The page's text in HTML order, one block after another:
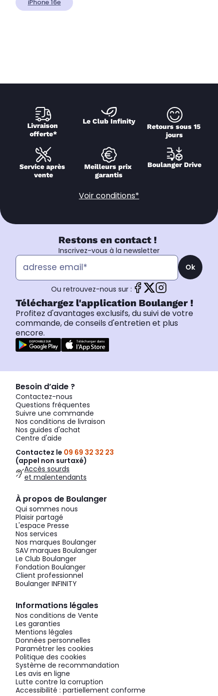
iPhone 16e
Livraison
offerte*
Le Club Infinity
Retours sous 15
jours
Service après
vente
Meilleurs prix
garantis
Boulanger Drive
Voir conditions*
Restons en contact !
Inscrivez-vous à la newsletter
Ok
Ou retrouvez-nous sur :
Téléchargez l'application Boulanger !
Profitez d'avantages exclusifs, du suivi de votre
commande, de conseils d'entretien et plus
encore.
Besoin d’aide ?
Contactez-nous
Questions fréquentes
Suivre une commande
Nos conditions de livraison
Nos guides d'achat
Centre d'aide
Contactez le 09 69 32 32 23
(appel non surtaxé)
Accès sourds
et malentendants
À propos de Boulanger
Qui sommes nous
Plaisir partagé
L'espace Presse
Nos services
Nos marques Boulanger
SAV marques Boulanger
Le Club Boulanger
Fondation Boulanger
Client professionnel
Boulanger INFINITY
Informations légales
Nos conditions de Vente
Les garanties
Mentions légales
Données personnelles
Paramétrer les cookies
Politique des cookies
Système de recommandation
Les avis en ligne
Lutte contre la corruption
Accessibilité : partiellement conforme